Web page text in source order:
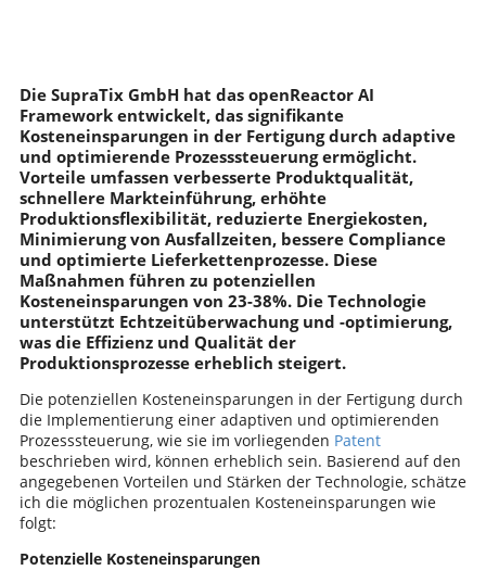
Die SupraTix GmbH hat das openReactor AI
Framework entwickelt, das signifikante
Kosteneinsparungen in der Fertigung durch adaptive
und optimierende Prozesssteuerung ermöglicht.
Vorteile umfassen verbesserte Produktqualität,
schnellere Markteinführung, erhöhte
Produktionsflexibilität, reduzierte Energiekosten,
Minimierung von Ausfallzeiten, bessere Compliance
und optimierte Lieferkettenprozesse. Diese
Maßnahmen führen zu potenziellen
Kosteneinsparungen von 23-38%. Die Technologie
unterstützt Echtzeitüberwachung und -optimierung,
was die Effizienz und Qualität der
Produktionsprozesse erheblich steigert.
Die potenziellen Kosteneinsparungen in der Fertigung durch
die Implementierung einer adaptiven und optimierenden
Prozesssteuerung, wie sie im vorliegenden Patent
beschrieben wird, können erheblich sein. Basierend auf den
angegebenen Vorteilen und Stärken der Technologie, schätze
ich die möglichen prozentualen Kosteneinsparungen wie
folgt:
Potenzielle Kosteneinsparungen